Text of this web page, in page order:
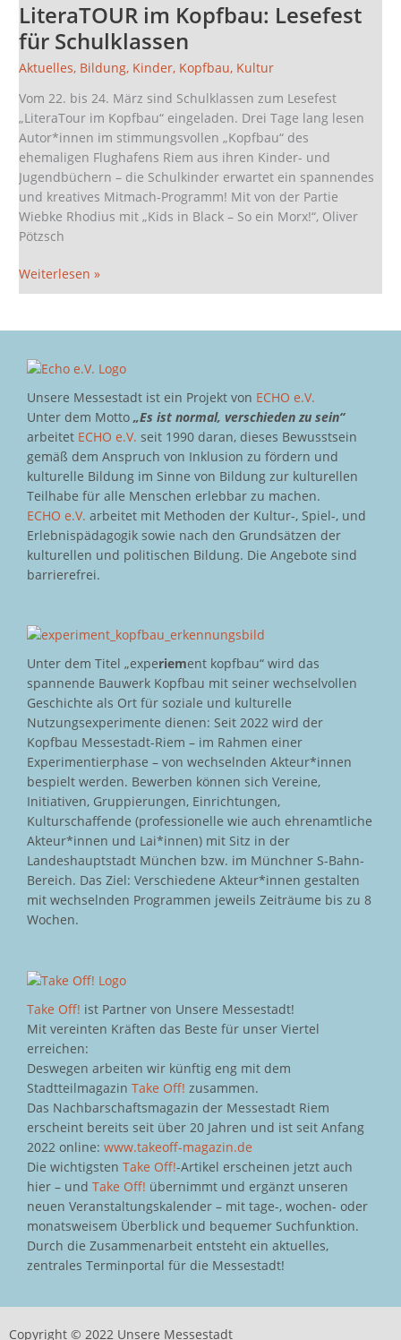
LiteraTOUR im Kopfbau: Lesefest
für Schulklassen
Aktuelles, Bildung, Kinder, Kopfbau, Kultur
Vom 22. bis 24. März sind Schulklassen zum Lesefest
„LiteraTour im Kopfbau“ eingeladen. Drei Tage lang lesen
Autor*innen im stimmungsvollen „Kopfbau“ des
ehemaligen Flughafens Riem aus ihren Kinder- und
Jugendbüchern – die Schulkinder erwartet ein spannendes
und kreatives Mitmach-Programm! Mit von der Partie
Wiebke Rhodius mit „Kids in Black – So ein Morx!“, Oliver
Pötzsch
Kopfbau:
Lesefest
für
Schulklassen
Weiterlesen »
Unsere Messestadt ist ein Projekt von ECHO e.V.
Unter dem Motto „Es ist normal, verschieden zu sein“
arbeitet ECHO e.V. seit 1990 daran, dieses Bewusstsein
gemäß dem Anspruch von Inklusion zu fördern und
kulturelle Bildung im Sinne von Bildung zur kulturellen
Teilhabe für alle Menschen erlebbar zu machen.
ECHO e.V. arbeitet mit Methoden der Kultur-, Spiel-, und
Erlebnispädagogik sowie nach den Grundsätzen der
kulturellen und politischen Bildung. Die Angebote sind
barrierefrei.
Unter dem Titel „experiement kopfbau“ wird das
spannende Bauwerk Kopfbau mit seiner wechselvollen
Geschichte als Ort für soziale und kulturelle
Nutzungsexperimente dienen: Seit 2022 wird der
Kopfbau Messestadt-Riem – im Rahmen einer
Experimentierphase – von wechselnden Akteur*innen
bespielt werden. Bewerben können sich Vereine,
Initiativen, Gruppierungen, Einrichtungen,
Kulturschaffende (professionelle wie auch ehrenamtliche
Akteur*innen und Lai*innen) mit Sitz in der
Landeshauptstadt München bzw. im Münchner S-Bahn-
Bereich. Das Ziel: Verschiedene Akteur*innen gestalten
mit wechselnden Programmen jeweils Zeiträume bis zu 8
Wochen.
Take Off! ist Partner von Unsere Messestadt!
Mit vereinten Kräften das Beste für unser Viertel
erreichen:
Deswegen arbeiten wir künftig eng mit dem
Stadtteilmagazin Take Off! zusammen.
Das Nachbarschaftsmagazin der Messestadt Riem
erscheint bereits seit über 20 Jahren und ist seit Anfang
2022 online: www.takeoff-magazin.de
Die wichtigsten Take Off!-Artikel erscheinen jetzt auch
hier – und Take Off! übernimmt und ergänzt unseren
neuen Veranstaltungskalender – mit tage-, wochen- oder
monatsweisem Überblick und bequemer Suchfunktion.
Durch die Zusammenarbeit entsteht ein aktuelles,
zentrales Terminportal für die Messestadt!
Copyright © 2022 Unsere Messestadt